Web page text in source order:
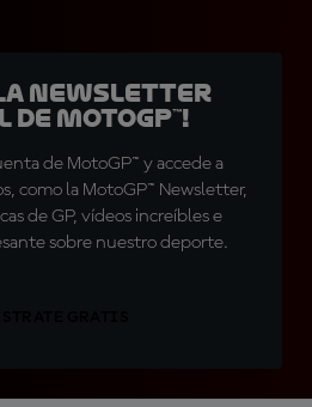
la Newsletter
MotoGP™!
de MotoGP™ y accede a
como la MotoGP™ Newsletter,
de GP, vídeos increíbles e
sobre nuestro deporte.